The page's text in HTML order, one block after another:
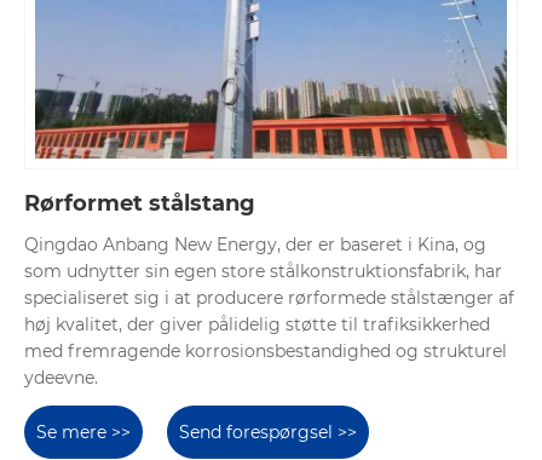
Rørformet stålstang
Qingdao Anbang New Energy, der er baseret i Kina, og
som udnytter sin egen store stålkonstruktionsfabrik, har
specialiseret sig i at producere rørformede stålstænger af
høj kvalitet, der giver pålidelig støtte til trafiksikkerhed
med fremragende korrosionsbestandighed og strukturel
ydeevne.
Se mere >> Send forespørgsel >>